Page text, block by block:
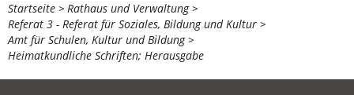
Sie
befinden
sich
hier:
Startseite
Rathaus und Verwaltung
Referat 3 - Referat für Soziales, Bildung und Kultur
Amt für Schulen, Kultur und Bildung
Heimatkundliche Schriften; Herausgabe